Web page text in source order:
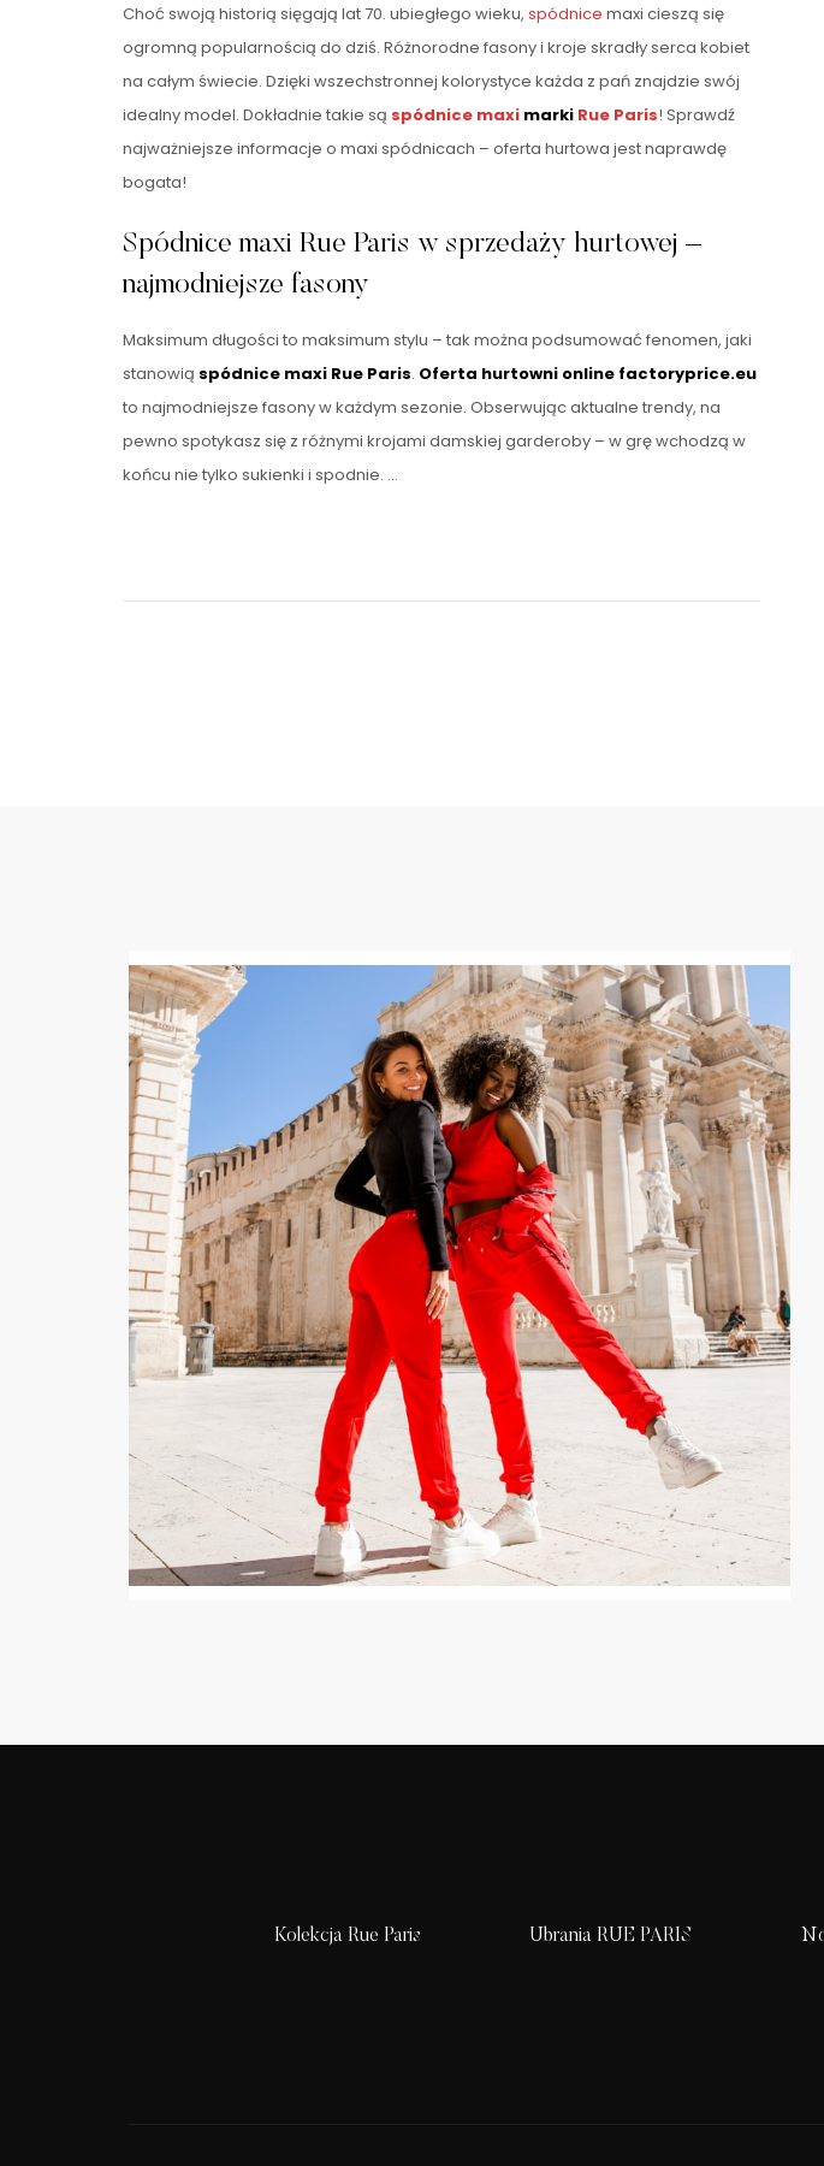
Choć swoją historią sięgają lat 70. ubiegłego wieku, spódnice maxi cieszą się
ogromną popularnością do dziś. Różnorodne fasony i kroje skradły serca kobiet
na całym świecie. Dzięki wszechstronnej kolorystyce każda z pań znajdzie swój
idealny model. Dokładnie takie są spódnice maxi marki Rue Paris! Sprawdź
najważniejsze informacje o maxi spódnicach – oferta hurtowa jest naprawdę
bogata!
Spódnice maxi Rue Paris w sprzedaży hurtowej –
najmodniejsze fasony
Maksimum długości to maksimum stylu – tak można podsumować fenomen, jaki
stanowią spódnice maxi Rue Paris. Oferta hurtowni online factoryprice.eu
to najmodniejsze fasony w każdym sezonie. Obserwując aktualne trendy, na
pewno spotykasz się z różnymi krojami damskiej garderoby – w grę wchodzą w
końcu nie tylko sukienki i spodnie. …
Kolekcja Rue Paris Ubrania RUE PARIS